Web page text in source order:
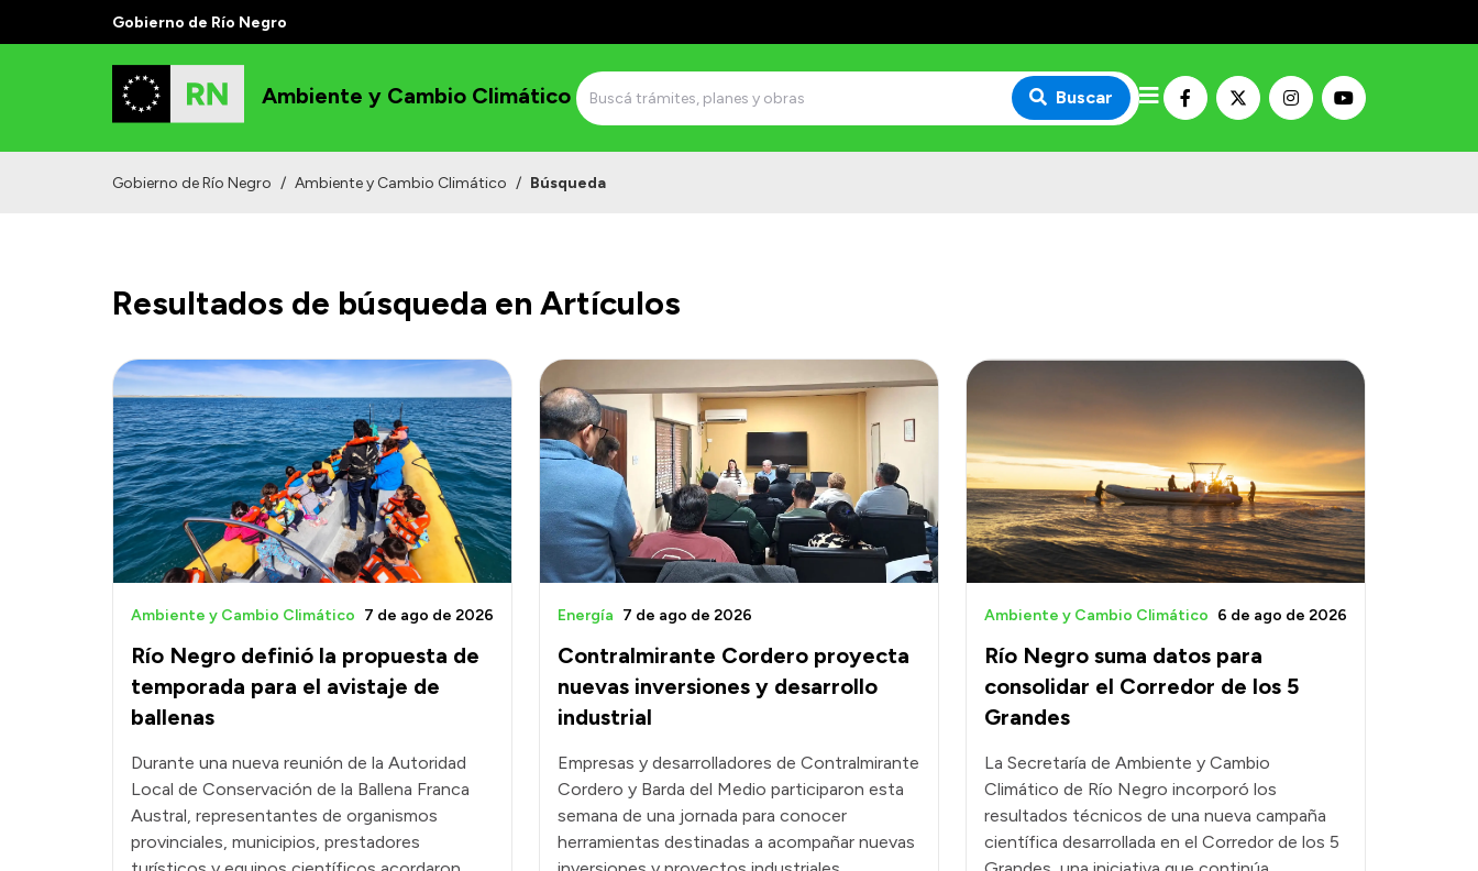
Gobierno de Río Negro
Ambiente y Cambio Climático Buscar
Gobierno de Río Negro / Ambiente y Cambio Climático / Búsqueda
Resultados de búsqueda en Artículos
Río Negro definió la propuesta de
temporada para el avistaje de
ballenas
Ambiente y Cambio Climático 7 de ago de 2026
Durante una nueva reunión de la Autoridad
Local de Conservación de la Ballena Franca
Austral, representantes de organismos
provinciales, municipios, prestadores
Contralmirante Cordero proyecta
nuevas inversiones y desarrollo
industrial
Energía 7 de ago de 2026
Empresas y desarrolladores de Contralmirante
Cordero y Barda del Medio participaron esta
semana de una jornada para conocer
herramientas destinadas a acompañar nuevas
Río Negro suma datos para
consolidar el Corredor de los 5
Grandes
Ambiente y Cambio Climático 6 de ago de 2026
La Secretaría de Ambiente y Cambio
Climático de Río Negro incorporó los
resultados técnicos de una nueva campaña
científica desarrollada en el Corredor de los 5